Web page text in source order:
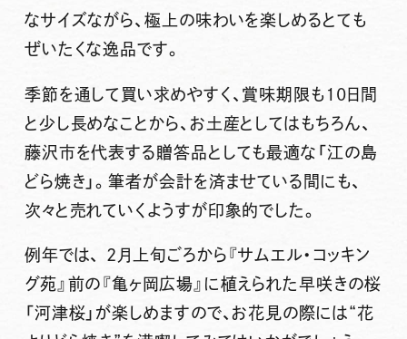
なサイズながら、極上の味わいを楽しめるとても
ぜいたくな逸品です。
季節を通して買い求めやすく、賞味期限も10日間
と少し長めなことから、お土産としてはもちろん、
藤沢市を代表する贈答品としても最適な「江の島
どら焼き」。筆者が会計を済ませている間にも、
次々と売れていくようすが印象的でした。
例年では、 2月上旬ごろから『サムエル・コッキン
グ苑』前の『亀ヶ岡広場』に植えられた早咲きの桜
「河津桜」が楽しめますので、お花見の際には“花